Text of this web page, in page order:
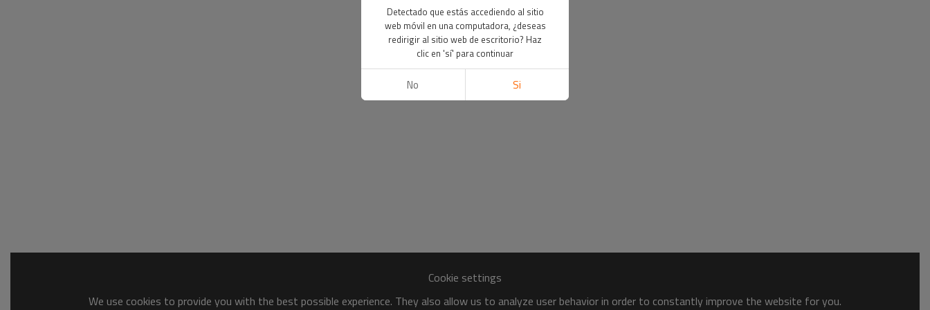
Cookie settings
We use cookies to provide you with the best possible experience. They also allow us to analyze user behavior in order to constantly improve the website for you.
Detectado que estás accediendo al sitio
web móvil en una computadora, ¿deseas
redirigir al sitio web de escritorio? Haz
clic en 'sí' para continuar
No Si